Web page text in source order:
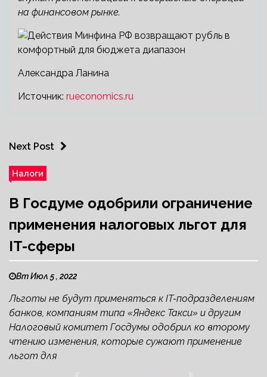
на финансовом рынке.
Александра Ланина
Источник: rueconomics.ru
Next Post
Налоги
В Госдуме одобрили ограничение
применения налоговых льгот для
IT-сферы
Вт Июл 5 , 2022
Льготы не будут применяться к IT-подразделениям
банков, компаниям типа «Яндекс Такси» и другим
Налоговый комитет Госдумы одобрил ко второму
чтению изменения, которые сужают применение
льгот для